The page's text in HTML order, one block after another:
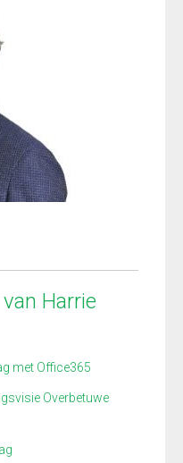
Harrie
met Office365
Overbetuwe